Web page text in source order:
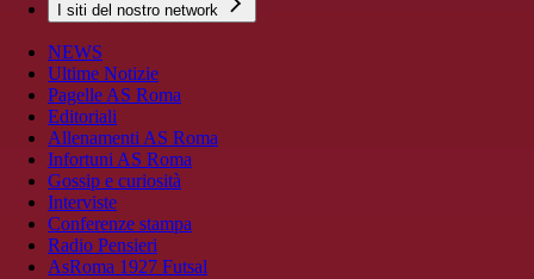
I siti del nostro network
NEWS
Ultime Notizie
Pagelle AS Roma
Editoriali
Allenamenti AS Roma
Infortuni AS Roma
Gossip e curiosità
Interviste
Conferenze stampa
Radio Pensieri
AsRoma 1927 Futsal